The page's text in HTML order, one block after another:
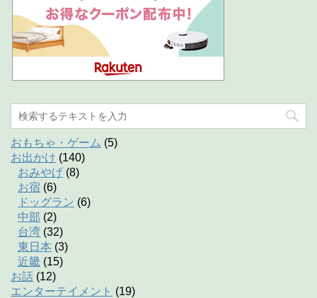
おもちゃ・ゲーム (5)
お出かけ (140)
おみやげ (8)
お宿 (6)
ドッグラン (6)
中部 (2)
台湾 (32)
東日本 (3)
近畿 (15)
お話 (12)
エンターテイメント (19)